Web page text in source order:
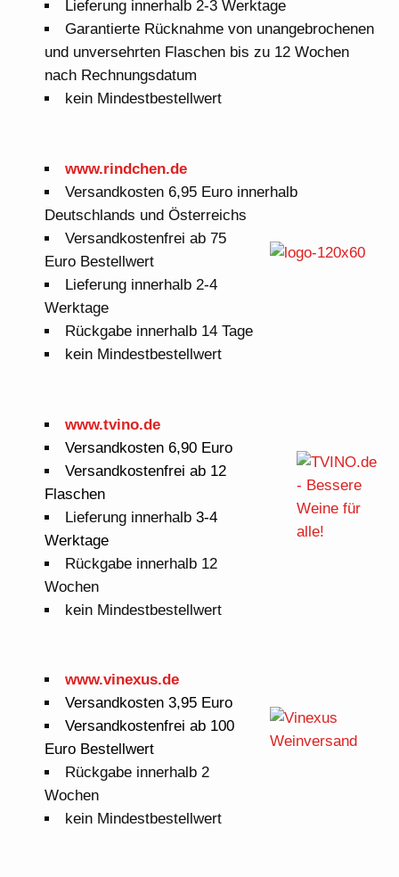
Lieferung innerhalb 2-3 Werktage
Garantierte Rücknahme von unangebrochenen
und unversehrten Flaschen bis zu 12 Wochen
nach Rechnungsdatum
kein Mindestbestellwert
www.rindchen.de
Versandkosten 6,95 Euro innerhalb
Deutschlands und Österreichs
Versandkostenfrei ab 75
Euro Bestellwert
Lieferung innerhalb 2-4
Werktage
Rückgabe innerhalb 14 Tage
kein Mindestbestellwert
www.tvino.de
Versandkosten 6,90 Euro
Versandkostenfrei ab 12
Flaschen
Lieferung innerhalb3-4
Werktage
Rückgabe innerhalb 12
Wochen
kein Mindestbestellwert
www.vinexus.de
Versandkosten 3,95 Euro
Versandkostenfrei ab 100
Euro Bestellwert
Rückgabe innerhalb 2
Wochen
kein Mindestbestellwert